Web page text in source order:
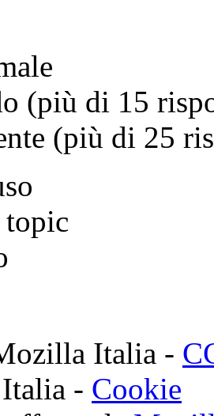
(più di 15
(più di 25
Italia -
- Cookie